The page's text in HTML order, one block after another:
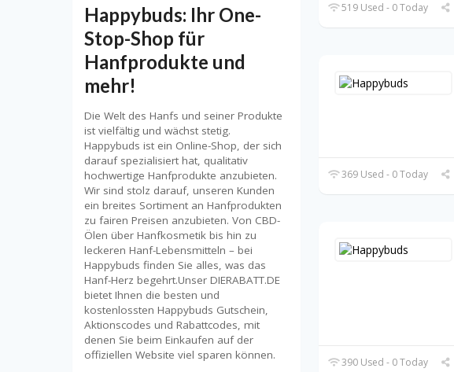
519 Used - 0 Today
369 Used - 0 Today
390 Used - 0 Today
Happybuds: Ihr One-
Stop-Shop für
Hanfprodukte und
mehr!
Die Welt des Hanfs und seiner Produkte
ist vielfältig und wächst stetig.
Happybuds ist ein Online-Shop, der sich
darauf spezialisiert hat, qualitativ
hochwertige Hanfprodukte anzubieten.
Wir sind stolz darauf, unseren Kunden
ein breites Sortiment an Hanfprodukten
zu fairen Preisen anzubieten. Von CBD-
Ölen über Hanfkosmetik bis hin zu
leckeren Hanf-Lebensmitteln – bei
Happybuds finden Sie alles, was das
Hanf-Herz begehrt.Unser DIERABATT.DE
bietet Ihnen die besten und
kostenlossten Happybuds Gutschein,
Aktionscodes und Rabattcodes, mit
denen Sie beim Einkaufen auf der
offiziellen Website viel sparen können.